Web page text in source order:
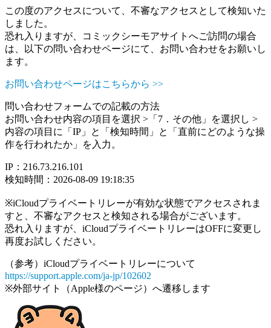
この度のアクセスについて、不審なアクセスとして検知いた
しました。
恐れ入りますが、コミックシーモアサイトへご訪問の場合
は、以下の問い合わせページにて、お問い合わせをお願いし
ます。
お問い合わせページはこちらから >>
問い合わせフォームでの記載の方法
お問い合わせ内容の項目を選択 >「7．その他」を選択し >
内容の項目に「IP」と「検知時間」と「直前にどのような操
作を行われたか」を入力。
IP：216.73.216.101
検知時間：2026-08-09 19:18:35
※iCloudプライベートリレーが有効な状態でアクセスされま
すと、不審なアクセスと検知される場合がございます。
恐れ入りますが、iCloudプライベートリレーはOFFに変更し
再度お試しください。
（参考）iCloudプライベートリレーについて
https://support.apple.com/ja-jp/102602
※外部サイト（Apple様のページ）へ遷移します